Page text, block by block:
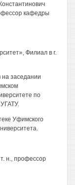
кафедры
Филиал в г.
заседании
по
Уфимского
н., профессор